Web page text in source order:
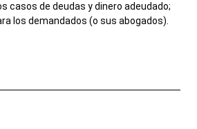
casos de deudas y dinero adeudado;
los demandados (o sus abogados).